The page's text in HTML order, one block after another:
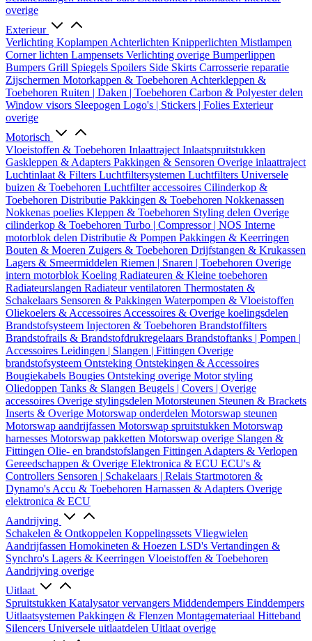
overige
Exterieur
Verlichting Koplampen Achterlichten Knipperlichten Mistlampen
Corner lichten Lampensets Verlichting overige Bumperlippen
Bumpers Grill Spiegels Spoilers Side Skirts Carrosserie reparatie
Zijschermen Motorkappen & Toebehoren Achterkleppen &
Toebehoren Ruiten | Daken | Toebehoren Carbon & Polyester delen
Window visors Sleepogen Logo's | Stickers | Folies Exterieur
overige
Motorisch
Vloeistoffen & Toebehoren Inlaattraject Inlaatspruitstukken
Gaskleppen & Adapters Pakkingen & Sensoren Overige inlaattraject
Luchtinlaat & Filters Luchtfiltersystemen Luchtfilters Universele
buizen & Toebehoren Luchtfilter accessoires Cilinderkop &
Toebehoren Distributie Pakkingen & Toebehoren Nokkenassen
Nokkenas poelies Kleppen & Toebehoren Styling delen Overige
cilinderkop & Toebehoren Turbo | Compressor | NOS Interne
motorblok delen Distributie & Pompen Pakkingen & Keerringen
Bouten & Moeren Zuigers & Toebehoren Drijfstangen & Krukassen
Lagers & Smeermiddelen Riemen | Snaren | Toebehoren Overige
intern motorblok Koeling Radiateuren & Kleine toebehoren
Radiateurslangen Radiateur ventilatoren Thermostaten &
Schakelaars Sensoren & Pakkingen Waterpompen & Vloeistoffen
Oliekoelers & Accessoires Accessoires & Overige koelingsdelen
Brandstofsysteem Injectoren & Toebehoren Brandstoffilters
Brandstofrails & Brandstofdrukregelaars Brandstoftanks | Pompen |
Accessoires Leidingen | Slangen | Fittingen Overige
brandstofsysteem Ontsteking Ontstekingen & Accessoires
Bougiekabels Bougies Ontsteking overige Motor styling
Oliedoppen Tanks & Slangen Beugels | Covers | Overige
accessoires Overige stylingsdelen Motorsteunen Steunen & Brackets
Inserts & Overige Motorswap onderdelen Motorswap steunen
Motorswap aandrijfassen Motorswap spruitstukken Motorswap
harnesses Motorswap pakketten Motorswap overige Slangen &
Fittingen Olie- en brandstofslangen Fittingen Adapters & Verlopen
Gereedschappen & Overige Elektronica & ECU ECU's &
Controllers Sensoren | Schakelaars | Relais Startmotoren &
Dynamo's Accu & Toebehoren Harnassen & Adapters Overige
elektronica & ECU
Aandrijving
Schakelen & Ontkoppelen Koppelingssets Vliegwielen
Aandrijfassen Homokineten & Hoezen LSD's Vertandingen &
Synchro's Lagers & Keerringen Vloeistoffen & Toebehoren
Aandrijving overige
Uitlaat
Spruitstukken Katalysator vervangers Middendempers Einddempers
Uitlaatsystemen Pakkingen & Flenzen Montagemateriaal Hitteband
Silencers Universele uitlaatdelen Uitlaat overige